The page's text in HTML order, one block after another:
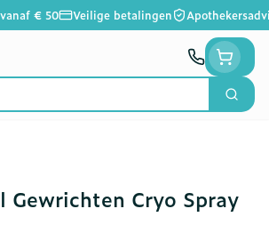
€ 50 Veilige betalingen
Zoek
Gewrichten Cryo Spray